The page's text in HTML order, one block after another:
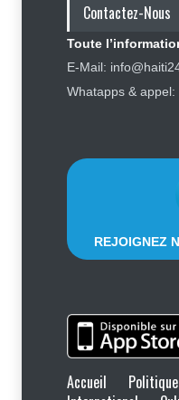
Contactez-Nous
Toute
E-Mail:
Whatapps &
REJOIGNEZ
Accueil Politique